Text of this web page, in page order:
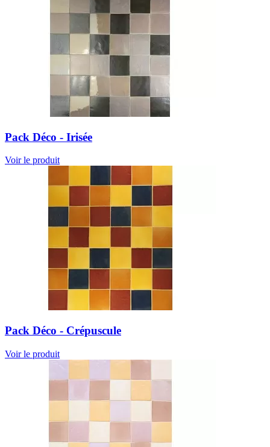
Pack Déco - Irisée
Voir le produit
Pack Déco - Crépuscule
Voir le produit